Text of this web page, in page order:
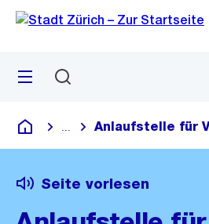
Navigation
Sprunglink
Menü
Deutsch
Blende alle Breadcrumbs ein
Anlaufstelle für
Seite vorlesen